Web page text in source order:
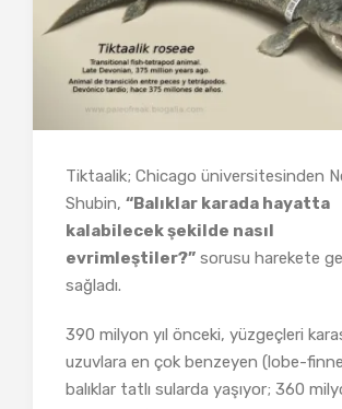
Tiktaalik; Chicago üniversitesinden
Shubin, “Balıklar karada hayatta
kalabilecek şekilde nasıl
evrimleştiler?” sorusu harekete
sağladı.
390 milyon yıl önceki, yüzgeçleri
uzuvlara en çok benzeyen (lobe-
balıklar tatlı sularda yaşıyor; 360